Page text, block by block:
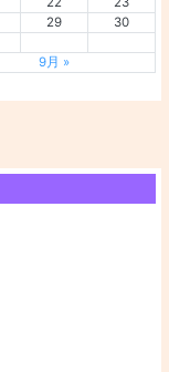
29
30
9月 »